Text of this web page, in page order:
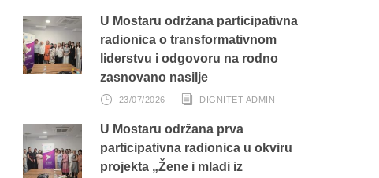
U Mostaru održana participativna
radionica o transformativnom
liderstvu i odgovoru na rodno
zasnovano nasilje
23/07/2026 DIGNITET ADMIN
U Mostaru održana prva
participativna radionica u okviru
projekta „Žene i mladi iz